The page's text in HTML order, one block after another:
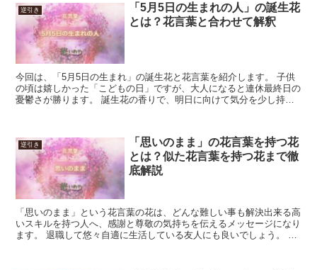
逆引き
「5月5日の生まれの人」の誕生花
とは？花言葉と合わせて解釈
今回は、「5月5日の生まれ」の誕生花と花言葉を紹介します。 子供
の頃は嬉しかった「こどもの日」ですが、大人になると連休最終日の
憂鬱さが勝ります。 誕生花の香りで、明日に向けて気分を少し持ち
逆引き
「思いのまま」の花言葉を持つ花
とは？似た花言葉を持つ花まで徹
底解説
「思いのまま」という花言葉の花は、どんな難しい事も解決出来る高
いスキルを持つ人へ、感謝と尊敬の気持ちを伝えるメッセージになり
ます。 退職して悠々自適に生活している友人にも良いでしょう。 案